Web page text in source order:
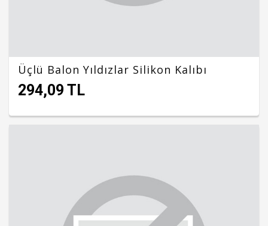
Üçlü Balon Yıldızlar Silikon Kalıbı
294,09 TL